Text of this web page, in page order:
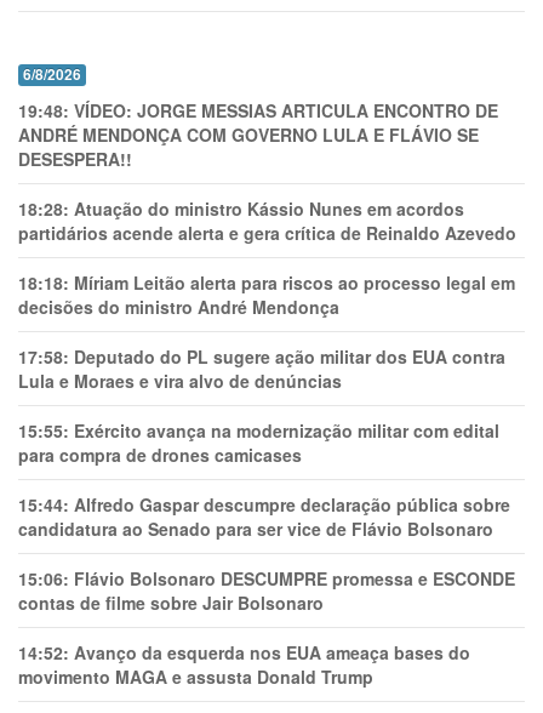
6/8/2026
19:48: VÍDEO: JORGE MESSIAS ARTICULA ENCONTRO DE
ANDRÉ MENDONÇA COM GOVERNO LULA E FLÁVIO SE
DESESPERA!!
18:28: Atuação do ministro Kássio Nunes em acordos
partidários acende alerta e gera crítica de Reinaldo Azevedo
18:18: Míriam Leitão alerta para riscos ao processo legal em
decisões do ministro André Mendonça
17:58: Deputado do PL sugere ação militar dos EUA contra
Lula e Moraes e vira alvo de denúncias
15:55: Exército avança na modernização militar com edital
para compra de drones camicases
15:44: Alfredo Gaspar descumpre declaração pública sobre
candidatura ao Senado para ser vice de Flávio Bolsonaro
15:06: Flávio Bolsonaro DESCUMPRE promessa e ESCONDE
contas de filme sobre Jair Bolsonaro
14:52: Avanço da esquerda nos EUA ameaça bases do
movimento MAGA e assusta Donald Trump